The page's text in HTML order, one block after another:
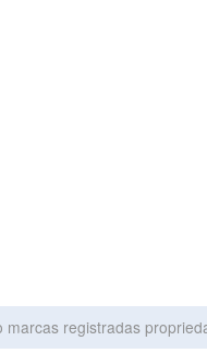
registradas